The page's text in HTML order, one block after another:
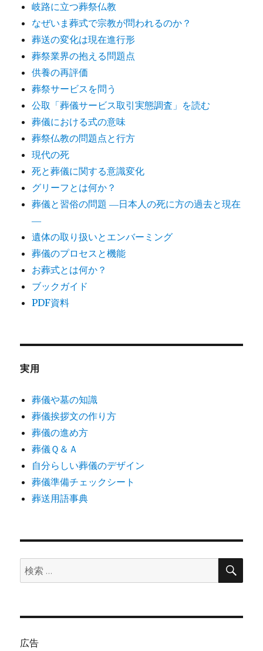
岐路に立つ葬祭仏教
なぜいま葬式で宗教が問われるのか？
葬送の変化は現在進行形
葬祭業界の抱える問題点
供養の再評価
葬祭サービスを問う
公取「葬儀サービス取引実態調査」を読む
葬儀における式の意味
葬祭仏教の問題点と行方
現代の死
死と葬儀に関する意識変化
グリーフとは何か？
葬儀と習俗の問題 ―日本人の死に方の過去と現在
―
遺体の取り扱いとエンバーミング
葬儀のプロセスと機能
お葬式とは何か？
ブックガイド
PDF資料
実用
葬儀や墓の知識
葬儀挨拶文の作り方
葬儀の進め方
葬儀Ｑ＆Ａ
自分らしい葬儀のデザイン
葬儀準備チェックシート
葬送用語事典
検
索:
検
広告